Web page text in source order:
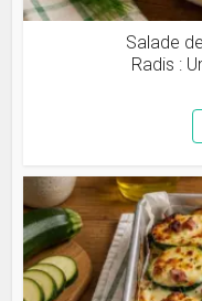
Salade
Radis :